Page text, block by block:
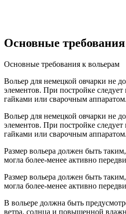
Основные
Основные требования к вольерам
Вольер для немецкой овчарки не
элементов. При постройке следует
гайками или сварочным аппаратом.
Вольер для немецкой овчарки не
элементов. При постройке следует
гайками или сварочным аппаратом.
Размер вольера должен быть
могла более-менее активно
Размер вольера должен быть
могла более-менее активно
В вольере должна быть
ветра, солнца и повышенной